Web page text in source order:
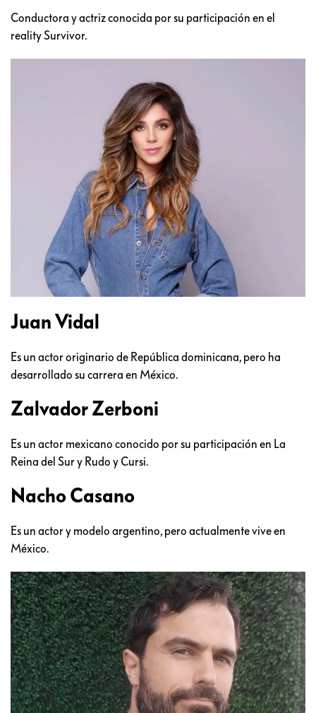
Conductora y actriz conocida por su participación en el
reality Survivor.
Juan Vidal
Es un actor originario de República dominicana, pero ha
desarrollado su carrera en México.
Zalvador Zerboni
Es un actor mexicano conocido por su participación en La
Reina del Sur y Rudo y Cursi.
Nacho Casano
Es un actor y modelo argentino, pero actualmente vive en
México.